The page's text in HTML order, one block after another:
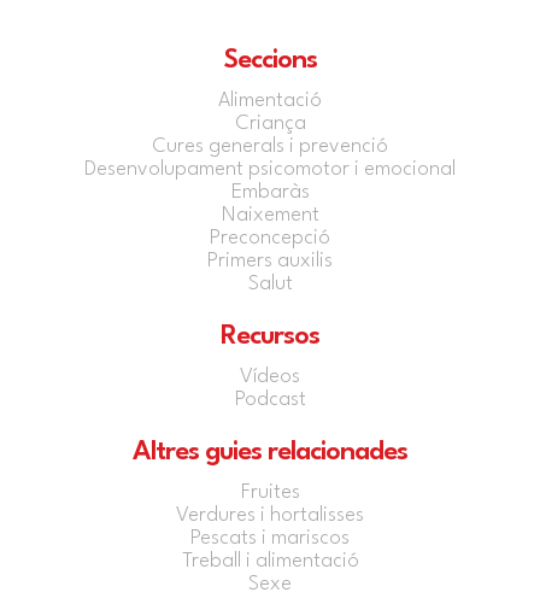
Seccions
Alimentació
Criança
Cures generals i prevenció
Desenvolupament psicomotor i emocional
Embaràs
Naixement
Preconcepció
Primers auxilis
Salut
Recursos
Vídeos
Podcast
Altres guies relacionades
Fruites
Verdures i hortalisses
Pescats i mariscos
Treball i alimentació
Sexe